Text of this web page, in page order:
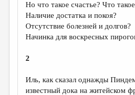
РЕЦЕНЗИРОВАНИЕ
ЦИКЛЫ ПУБЛИКАЦИЙ
ВКОНТАКТЕ
Но что такое счастье? Что
Наличие достатка и покоя?
Отсутствие болезней и долгов?
Начинка для воскресных
2
Иль, как сказал однажды
известный дока на житейском